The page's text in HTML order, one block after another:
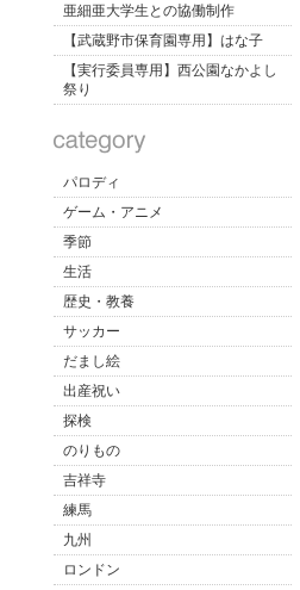
亜細亜大学生との協働制作
【武蔵野市保育園専用】はな子
【実行委員専用】西公園なかよし
祭り
パロディ
ゲーム・アニメ
季節
生活
歴史・教養
サッカー
だまし絵
出産祝い
探検
のりもの
吉祥寺
練馬
九州
ロンドン